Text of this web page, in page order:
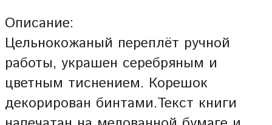
Описание:
Цельнокожаный переплёт ручной
работы, украшен серебряным и
цветным тиснением. Корешок
декорирован бинтами.Текст книги